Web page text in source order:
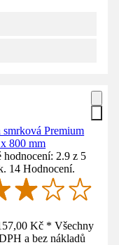
smrková Premium
800 mm
hodnocení: 2.9 z 5
14 Hodnocení.
Kč * Všechny
a bez nákladů